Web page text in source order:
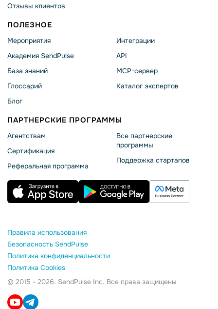
Отзывы клиентов
ПОЛЕЗНОЕ
Мероприятия
Академия SendPulse
База знаний
Глоссарий
Блог
Интеграции
API
MCP-сервер
Каталог экспертов
ПАРТНЕРСКИЕ ПРОГРАММЫ
Агентствам
Сертификация
Реферальная программа
Все партнерские
программы
Поддержка стартапов
Правила использования
Безопасность SendPulse
Политика конфиденциальности
Политика Cookies
© 2015 - 2026. SendPulse Inc. Все права защищены